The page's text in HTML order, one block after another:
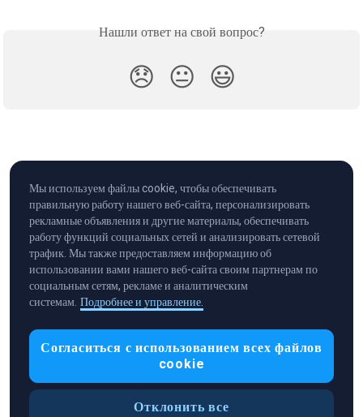
Нашли ответ на свой вопрос?
😞 😐 😃
Cryptocurrency in Every Wallet™
Мы используем файлы cookie, чтобы обеспечивать
правильную работу нашего веб-сайта, персонализировать
рекламные объявления и другие материалы, обеспечивать
работу функций социальных сетей и анализировать сетевой
трафик. Мы также предоставляем информацию об
использовании вами нашего веб-сайта своим партнерам по
социальным сетям, рекламе и аналитическим
системам. Подробнее и управление.
Согласиться с использованием всех файлов
cookie
Отклонить все